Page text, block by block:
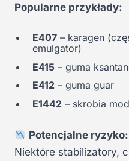
Popularne przykłady:
E407 – karagen
emulgator)
E415 – guma
E412 – guma guar
E1442 – skrobia
Potencjalne ryzyko:
Niektóre stabilizatory,